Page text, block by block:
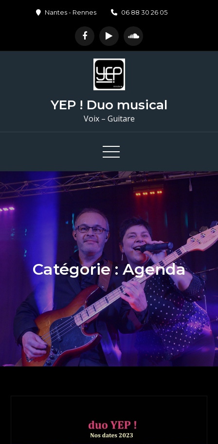
Nantes - Rennes 06 88 30 26 05
YEP ! Duo musical
Voix – Guitare
Catégorie :Agenda